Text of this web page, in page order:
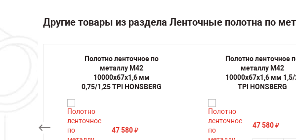
Другие товары из раздела Ленточные полотна по
Полотно ленточное по
металлу M42
10000х67х1,6 мм
0,75/1,25 TPI HONSBERG
47 580 ₽
Полотно ленточное
металлу M42
10000х67х1,6 мм
TPI HONSBERG
47 580 ₽